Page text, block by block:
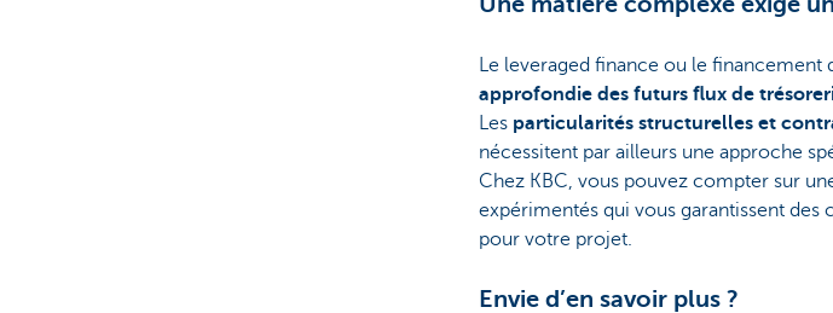
Le leveraged finance ou le financement
approfondie des futurs flux de
Les particularités structurelles et
nécessitent par ailleurs une approche
Chez KBC, vous pouvez compter sur
expérimentés qui vous garantissent des
pour votre projet.
Envie d’en savoir plus ?